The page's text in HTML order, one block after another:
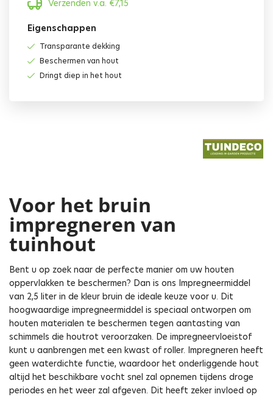
Verzenden v.a. €7,15
Eigenschappen
Transparante dekking
Beschermen van hout
Dringt diep in het hout
Voor het bruin
impregneren van
tuinhout
Bent u op zoek naar de perfecte manier om uw houten
oppervlakken te beschermen? Dan is ons Impregneermiddel
van 2,5 liter in de kleur bruin de ideale keuze voor u. Dit
hoogwaardige impregneermiddel is speciaal ontworpen om
houten materialen te beschermen tegen aantasting van
schimmels die houtrot veroorzaken. De impregneervloeistof
kunt u aanbrengen met een kwast of roller. Impregneren heeft
geen waterdichte functie, waardoor het onderliggende hout
altijd het beschikbare vocht snel zal opnemen tijdens droge
periodes en het weer zal afgeven. Dit heeft zeker invloed op